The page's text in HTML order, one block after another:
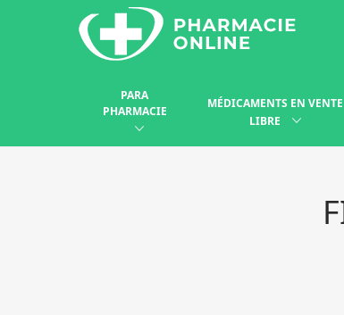
PARA
PHARMACIE
MÉDICAMENTS EN VENTE
LIBRE